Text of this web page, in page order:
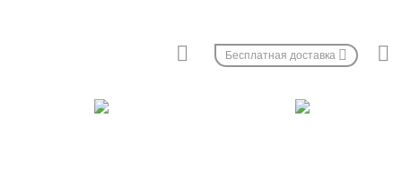
Бесплатная доставка